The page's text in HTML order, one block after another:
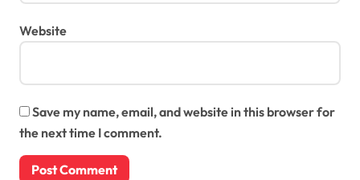
Website
Save my name, email, and website in this browser for
the next time I comment.